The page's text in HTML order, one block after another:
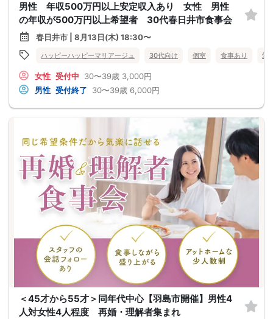
男性 年収500万円以上安定収入あり 女性 男性
の年収が500万円以上希望者 30代春日井市食事会
春日井市 | 8月13日(木) 18:30〜
ハッピーハッピーマリアージュ 30代向け 個室 食事あり 愛
女性 受付中 30〜39歳 3,000円
男性 受付終了 30〜39歳 6,000円
＜45才から55才＞同年代中心【羽島市開催】男性4
人対女性4人程度 再婚・理解者集まれ